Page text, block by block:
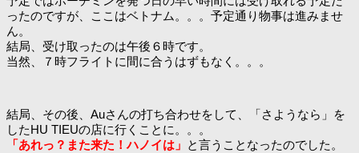
ったのですが、ここはベトナム。。。予定通り物事は進みませ
ん。
結局、受け取ったのは午後６時です。
当然、７時フライトに間に合うはずもなく。。。
結局、その後、Auさんの打ち合わせをして、「さようなら」を
したHU TIEUの店に行くことに。。。
「あれっ？また来た！ハノイは」 と言うことなったのでした。